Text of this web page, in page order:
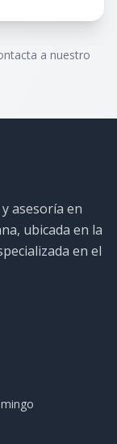
a nuestro
asesoría en
ubicada en la
en el